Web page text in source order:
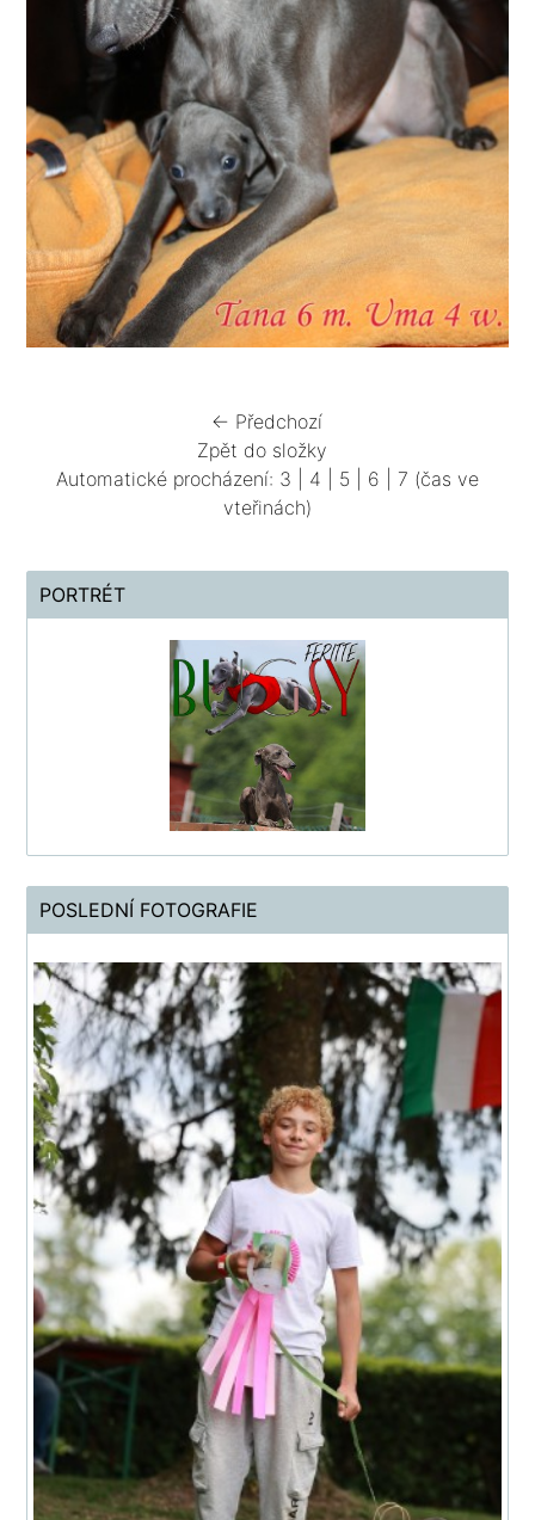
← Předchozí
Zpět do složky
Automatické procházení: 3 4 5 6 7 (čas ve
vteřinách)
PORTRÉT
POSLEDNÍ FOTOGRAFIE